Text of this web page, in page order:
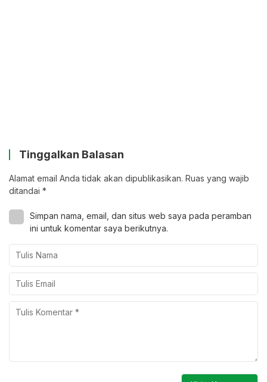
Tinggalkan Balasan
Alamat email Anda tidak akan dipublikasikan. Ruas yang wajib
ditandai *
Simpan nama, email, dan situs web saya pada peramban
ini untuk komentar saya berikutnya.